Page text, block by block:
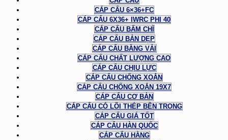
CÁP CẨU 6×36+FC
CÁP CẨU 6X36+ IWRC PHI 40
CÁP CẨU BẤM CHÌ
CÁP CẨU BẢN DẸP
CÁP CẨU BẰNG VẢI
CÁP CẨU CHẤT LƯỢNG CAO
CÁP CẨU CHỊU LỰC
CÁP CẨU CHỐNG XOẮN
CÁP CẨU CHỐNG XOẮN 19X7
CÁP CẨU CƠ BẢN
CÁP CẨU CÓ LÕI THÉP BÊN TRONG
CÁP CẨU GIÁ TỐT
CÁP CẨU HÀN QUỐC
CÁP CẨU HÀNG